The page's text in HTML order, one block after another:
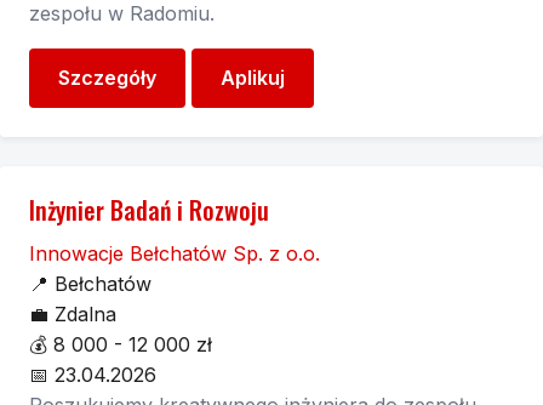
zespołu w Radomiu.
Szczegóły Aplikuj
Inżynier Badań i Rozwoju
Innowacje Bełchatów Sp. z o.o.
📍 Bełchatów
💼 Zdalna
💰 8 000 - 12 000 zł
📅 23.04.2026